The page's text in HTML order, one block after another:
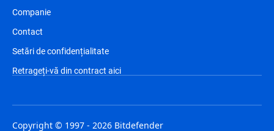
Companie
Contact
Setări de confidențialitate
Retrageți-vă din contract aici
Copyright © 1997 - 2026 Bitdefender